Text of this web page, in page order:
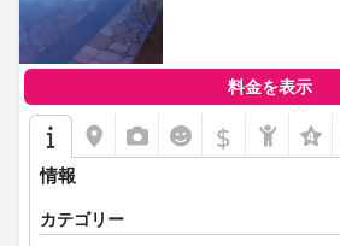
料金を表示
$
情報
カテゴリー